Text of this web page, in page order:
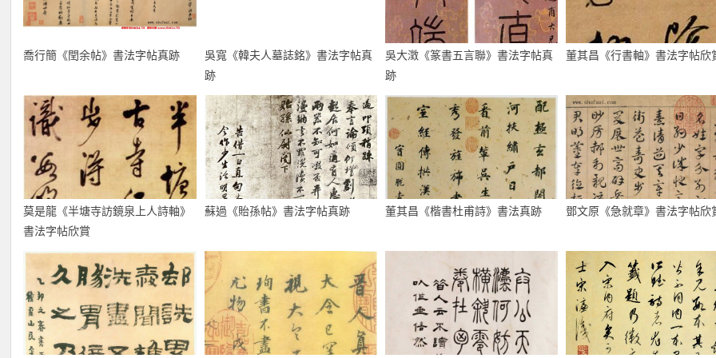
喬行簡《閏余帖》書法字帖真跡
吳寬《韓夫人墓誌銘》書法字帖真
跡
吳大澂《篆書五言聯》書法字帖真
跡
董其昌《行書軸》書法字帖欣
莫是龍《半塘寺訪鏡泉上人詩軸》
書法字帖欣賞
蘇過《貽孫帖》書法字帖真跡 董其昌《楷書杜甫詩》書法真跡 鄧文原《急就章》書法字帖欣